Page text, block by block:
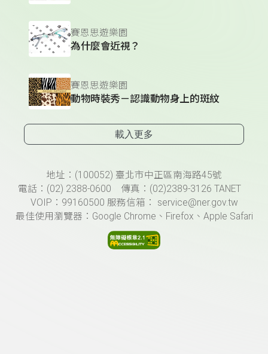
賽恩思遊樂園
為什麼會近視？
賽恩思遊樂園
動物時裝秀－認識動物身上的斑紋
載入更多
頁尾資訊地址：(100052) 臺北市中正區南海路45號
電話：(02) 2388-0600 傳真：(02)2389-3126 TANET
VOIP：99160500 服務信箱： service@ner.gov.tw
最佳使用瀏覽器：Google Chrome、Firefox、Apple Safari